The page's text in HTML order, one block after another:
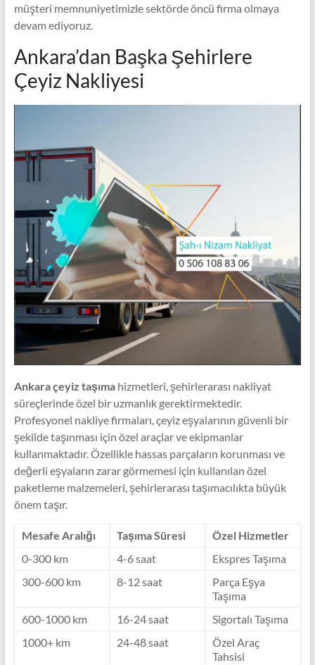
müşteri memnuniyetimizle sektörde öncü firma olmaya
devam ediyoruz.
Ankara’dan Başka Şehirlere
Çeyiz Nakliyesi
Ankara çeyiz taşımahizmetleri, şehirlerarası nakliyat
süreçlerinde özel bir uzmanlık gerektirmektedir.
Profesyonel nakliye firmaları, çeyiz eşyalarının güvenli bir
şekilde taşınması için özel araçlar ve ekipmanlar
kullanmaktadır. Özellikle hassas parçaların korunması ve
değerli eşyaların zarar görmemesi için kullanılan özel
paketleme malzemeleri, şehirlerarası taşımacılıkta büyük
önem taşır.
Mesafe Aralığı Taşıma Süresi
Özel Hizmetler
0-300 km
4-6 saat
Ekspres Taşıma
300-600 km
8-12 saat
Parça Eşya
Taşıma
600-1000 km
16-24 saat
Sigortalı Taşıma
1000+ km
24-48 saat
Özel Araç
Tahsisi